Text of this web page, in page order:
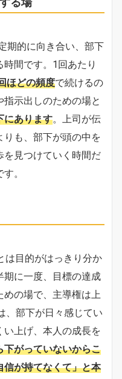
期的に向き合い、部下
間です。1回あたり
ほどの頻度で続けるの
示出しのための場と
にあります。上司が伝
りも、部下が頭の中を
を見つけていく時間だ
。
は目的がはっきり分か
期に一度、目標の達成
めの場で、主導権は上
、部下が日々感じてい
い上げ、本人の成長を
下がっていないからこ
信が持てなくて」と本